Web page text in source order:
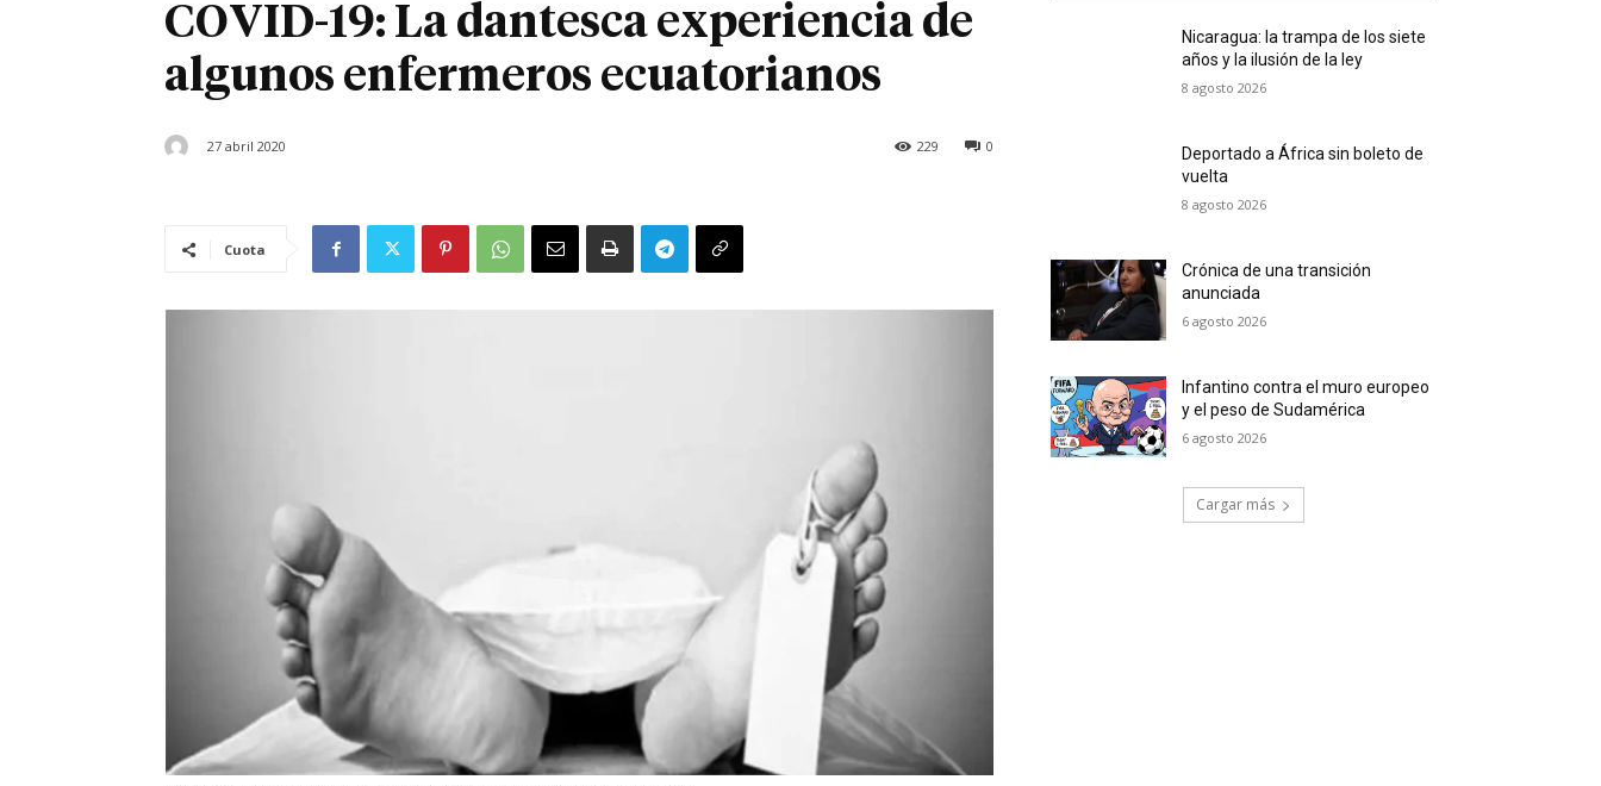
COVID-19: La dantesca experiencia de
algunos enfermeros ecuatorianos
27 abril 2020 0
229
Cuota
Nicaragua: la trampa de los siete
años y la ilusión de la ley
8 agosto 2026
Deportado a África sin boleto de
vuelta
8 agosto 2026
Crónica de una transición
anunciada
6 agosto 2026
Infantino contra el muro europeo
y el peso de Sudamérica
6 agosto 2026
Cargar más